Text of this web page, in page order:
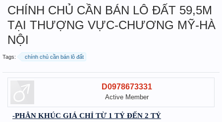
CHÍNH CHỦ CẦN BÁN LÔ ĐẤT 59,5M
TẠI THƯỢNG VỰC-CHƯƠNG MỸ-HÀ
NỘI
Tags: chính chủ cần bán lô đất
D0978673331
Active Member
-PHÂN KHÚC GIÁ CHỈ TỪ 1 TỶ ĐẾN 2 TỶ